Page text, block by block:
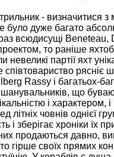
- визначитися
дуже багато
всюдисущі Beneteau,
то раніше
партії яхт
рясніє
Rassy і багатьох-
що
і характером,
човнів однієї
і зберігає хроніки їх
продаються давно,
гірше своїх прямих